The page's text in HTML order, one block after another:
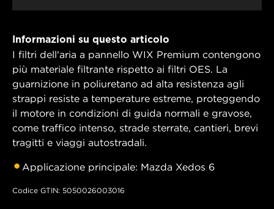
Informazioni su questo articolo
I filtri dell'aria a pannello WIX Premium contengono
più materiale filtrante rispetto ai filtri OES. La
guarnizione in poliuretano ad alta resistenza agli
strappi resiste a temperature estreme, proteggendo
il motore in condizioni di guida normali e gravose,
come traffico intenso, strade sterrate, cantieri, brevi
tragitti e viaggi autostradali.
Applicazione principale: Mazda Xedos 6
Codice GTIN: 5050026003016